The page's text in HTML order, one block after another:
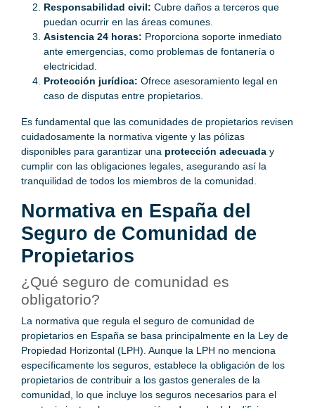
Responsabilidad civil: Cubre daños a terceros que
puedan ocurrir en las áreas comunes.
Asistencia 24 horas: Proporciona soporte inmediato
ante emergencias, como problemas de fontanería o
electricidad.
Protección jurídica: Ofrece asesoramiento legal en
caso de disputas entre propietarios.
Es fundamental que las comunidades de propietarios revisen
cuidadosamente la normativa vigente y las pólizas
disponibles para garantizar una protección adecuada y
cumplir con las obligaciones legales, asegurando así la
tranquilidad de todos los miembros de la comunidad.
Normativa en España del
Seguro de Comunidad de
Propietarios
¿Qué seguro de comunidad es
obligatorio?
La normativa que regula el seguro de comunidad de
propietarios en España se basa principalmente en la Ley de
Propiedad Horizontal (LPH). Aunque la LPH no menciona
específicamente los seguros, establece la obligación de los
propietarios de contribuir a los gastos generales de la
comunidad, lo que incluye los seguros necesarios para el